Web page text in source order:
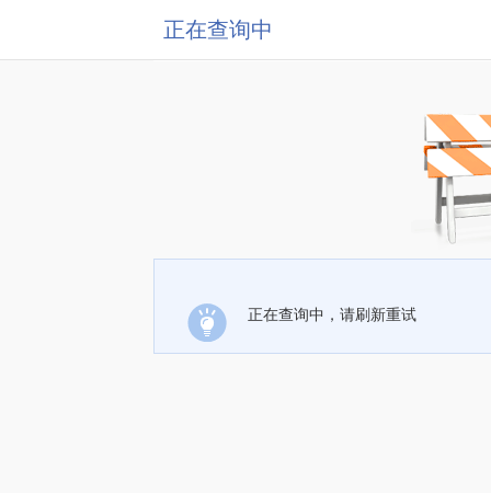
正在查询中
正在查询中，请刷新重试